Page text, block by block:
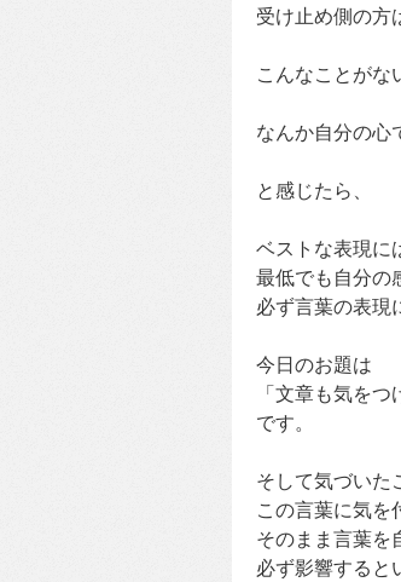
受け止め側の方
こんなことがな
なんか自分の心
と感じたら、
ベストな表現に
最低でも自分の
必ず言葉の表現
今日のお題は
「文章も気を
です。
そして気づいた
この言葉に気を
そのまま言葉を
必ず影響すると